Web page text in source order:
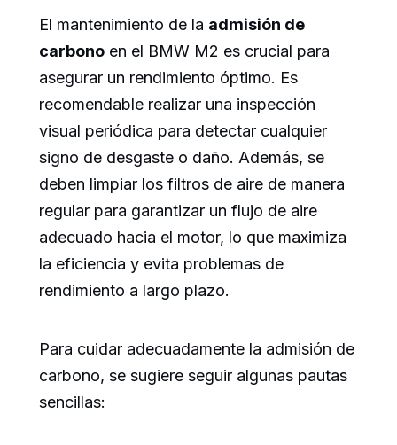
El mantenimiento de la admisión de
carbono en el BMW M2 es crucial para
asegurar un rendimiento óptimo. Es
recomendable realizar una inspección
visual periódica para detectar cualquier
signo de desgaste o daño. Además, se
deben limpiar los filtros de aire de manera
regular para garantizar un flujo de aire
adecuado hacia el motor, lo que maximiza
la eficiencia y evita problemas de
rendimiento a largo plazo.
Para cuidar adecuadamente la admisión de
carbono, se sugiere seguir algunas pautas
sencillas: